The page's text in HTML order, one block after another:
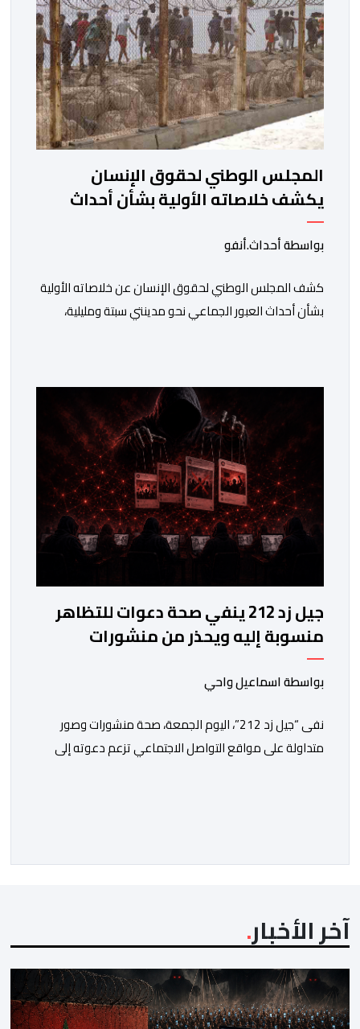
المجلس الوطني لحقوق الإنسان
يكشف خلاصاته الأولية بشأن أحداث
العبور إلى سبتة ومليلية
بواسطة أحداث.أنفو
كشف المجلس الوطني لحقوق الإنسان عن خلاصاته الأولية
بشأن أحداث العبور الجماعي نحو مدينتي سبتة ومليلية،
وحقوق الأطفال والحقوق المرتبطة بالهجرة. وأوضح
المجلس، في بلاغ له، أنه اعتمد في تتبعه للأحداث على الرصد
الميداني والرقمي والاستماع إلى شهادات عدد […]
جيل زد 212 ينفي صحة دعوات للتظاهر
منسوبة إليه ويحذر من منشورات
مفبركة
بواسطة اسماعيل واحي
نفى “جيل زد 212”، اليوم الجمعة، صحة منشورات وصور
متداولة على مواقع التواصل الاجتماعي تزعم دعوته إلى
آخر الأخبار